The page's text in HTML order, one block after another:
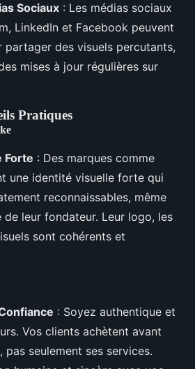
Sociaux : Les médias sociaux
LinkedIn et Facebook peuvent
partager des visuels percutants,
mises à jour régulières sur
Pratiques
Forte : Des marques comme
une identité visuelle forte qui
reconnaissables, même
de leur fondateur. Leur logo, les
sont cohérents et
: Soyez authentique et
Vos clients achètent avant
pas seulement ses services.